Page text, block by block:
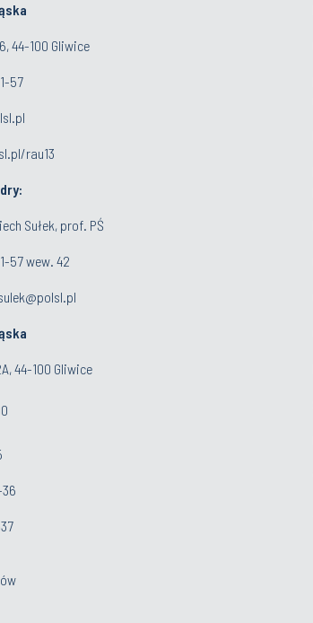
44-100 Gliwice
57
rau13
Sułek, prof. PŚ
57 wew. 42
44-100 Gliwice